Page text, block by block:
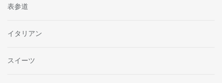
表参道
イタリアン
スイーツ